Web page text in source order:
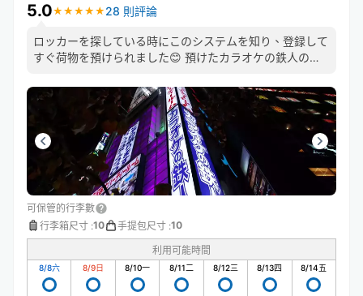
5.0★ ★ ★ ★ ★
★ ★ ★ ★ ★ 28 則評論
ロッカーを探している時にこのシステムを知り、登録して
すぐ荷物を預けられました😊 預けたカラオケの鉄人のス
たら、また利用したいと思います❣️
可保管的行李數
行李箱尺寸 :10 手提包尺寸 :10
利用可能時間
8/8六 8/9日 8/10一 8/11二 8/12三 8/13四 8/14五